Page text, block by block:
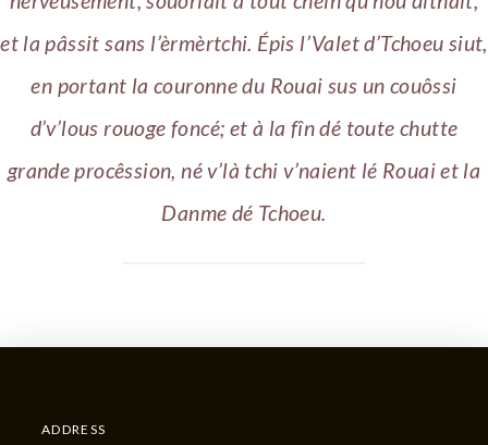
et la pâssit sans l’èrmèrtchi. Épis l’Valet d’Tchoeu siut,
en portant la couronne du Rouai sus un couôssi
d’v’lous rouoge foncé; et à la fîn dé toute chutte
grande procêssion, né v’là tchi v’naient lé Rouai et la
Danme dé Tchoeu.
ADDRESS